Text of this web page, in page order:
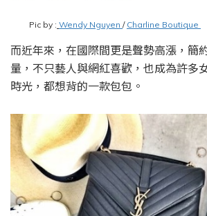
Pic by : Wendy Nguyen / Charline Boutique
而近年來，在國際間更是聲勢高漲，簡
量，不只藝人與網紅喜歡，也成為許多
時光，都想背的一款包包。